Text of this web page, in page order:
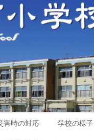
害時の対応 学校の様子